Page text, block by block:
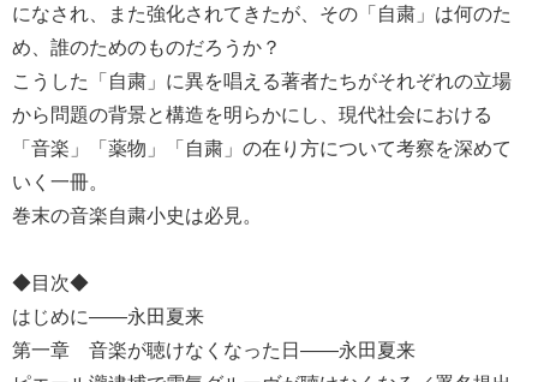
になされ、また強化されてきたが、その「自粛」は何のた
め、誰のためのものだろうか？
こうした「自粛」に異を唱える著者たちがそれぞれの立場
から問題の背景と構造を明らかにし、現代社会における
「音楽」「薬物」「自粛」の在り方について考察を深めて
いく一冊。
巻末の音楽自粛小史は必見。
◆目次◆
はじめに――永田夏来
第一章 音楽が聴けなくなった日――永田夏来